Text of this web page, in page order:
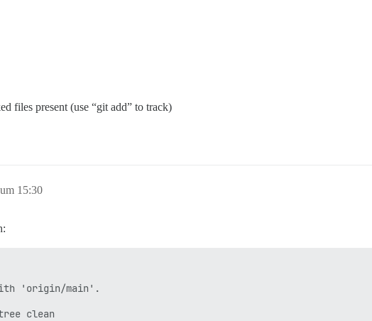
files present (use “git add” to track)
15:30
'origin/main'.
clean